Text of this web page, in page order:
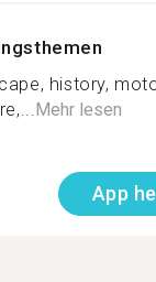
history,
Mehr lesen
App